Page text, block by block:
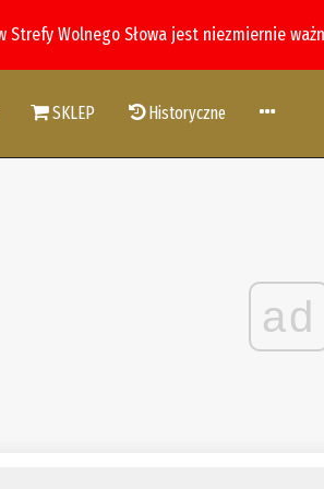
Strefy Wolnego Słowa jest niezmiernie
SKLEP Historyczne
ad